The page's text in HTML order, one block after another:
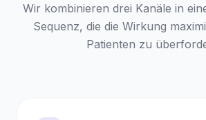
Wir kombinieren drei Kanäle in
Sequenz, die die Wirkung
Patienten zu